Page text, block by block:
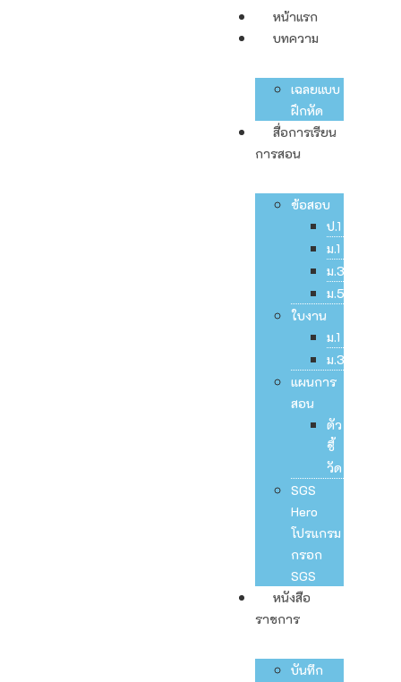
หน้าแรก
บทความ
เฉลยแบบ
ฝึกหัด
สื่อการเรียน
การสอน
ข้อสอบ
ป.1
ม.1
ม.3
ม.5
ใบงาน
ม.1
ม.3
แผนการ
สอน
ตัว
ชี้
วัด
SGS
Hero
โปรแกรม
กรอก
SGS
หนังสือ
ราชการ
บันทึก